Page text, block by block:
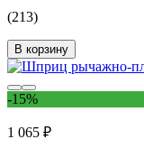
(213)
В корзину
-15%
1 065 ₽